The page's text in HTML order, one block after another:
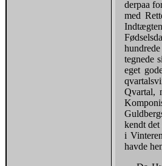
derpaa
med
tegnede
eget
Qvartal,
kendt
i
havde